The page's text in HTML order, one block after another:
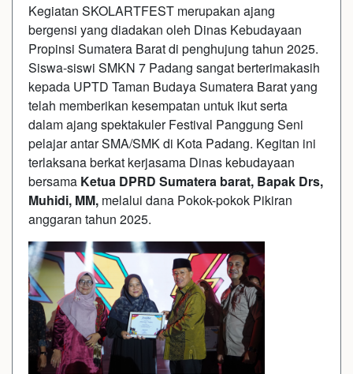
Kegiatan SKOLARTFEST merupakan ajang
bergensi yang diadakan oleh Dinas Kebudayaan
Propinsi Sumatera Barat di penghujung tahun 2025.
Siswa-siswi SMKN 7 Padang sangat berterimakasih
kepada UPTD Taman Budaya Sumatera Barat yang
telah memberikan kesempatan untuk ikut serta
dalam ajang spektakuler Festival Panggung Seni
pelajar antar SMA/SMK di Kota Padang. Kegitan ini
terlaksana berkat kerjasama Dinas kebudayaan
bersama Ketua DPRD Sumatera barat, Bapak Drs,
Muhidi, MM, melalui dana Pokok-pokok Pikiran
anggaran tahun 2025.